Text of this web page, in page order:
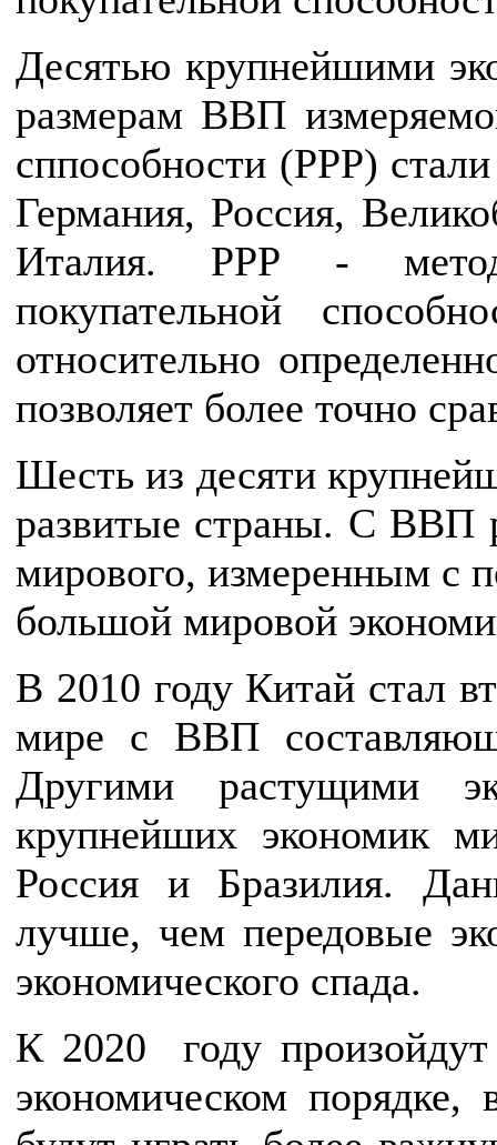
Десятью крупнейшими
размерам ВВП
сппособности (РРР)
Германия, Россия,
Италия. PPP - метод
покупательной
относительно
позволяет более точно
Шесть из десяти
развитые страны. С ВВП
мирового, измеренным с
большой мировой
В 2010 году Китай стал
мире с ВВП
Другими растущими
крупнейших экономик
Россия и Бразилия.
лучше, чем передовые
экономического спада.
К 2020 году
экономическом